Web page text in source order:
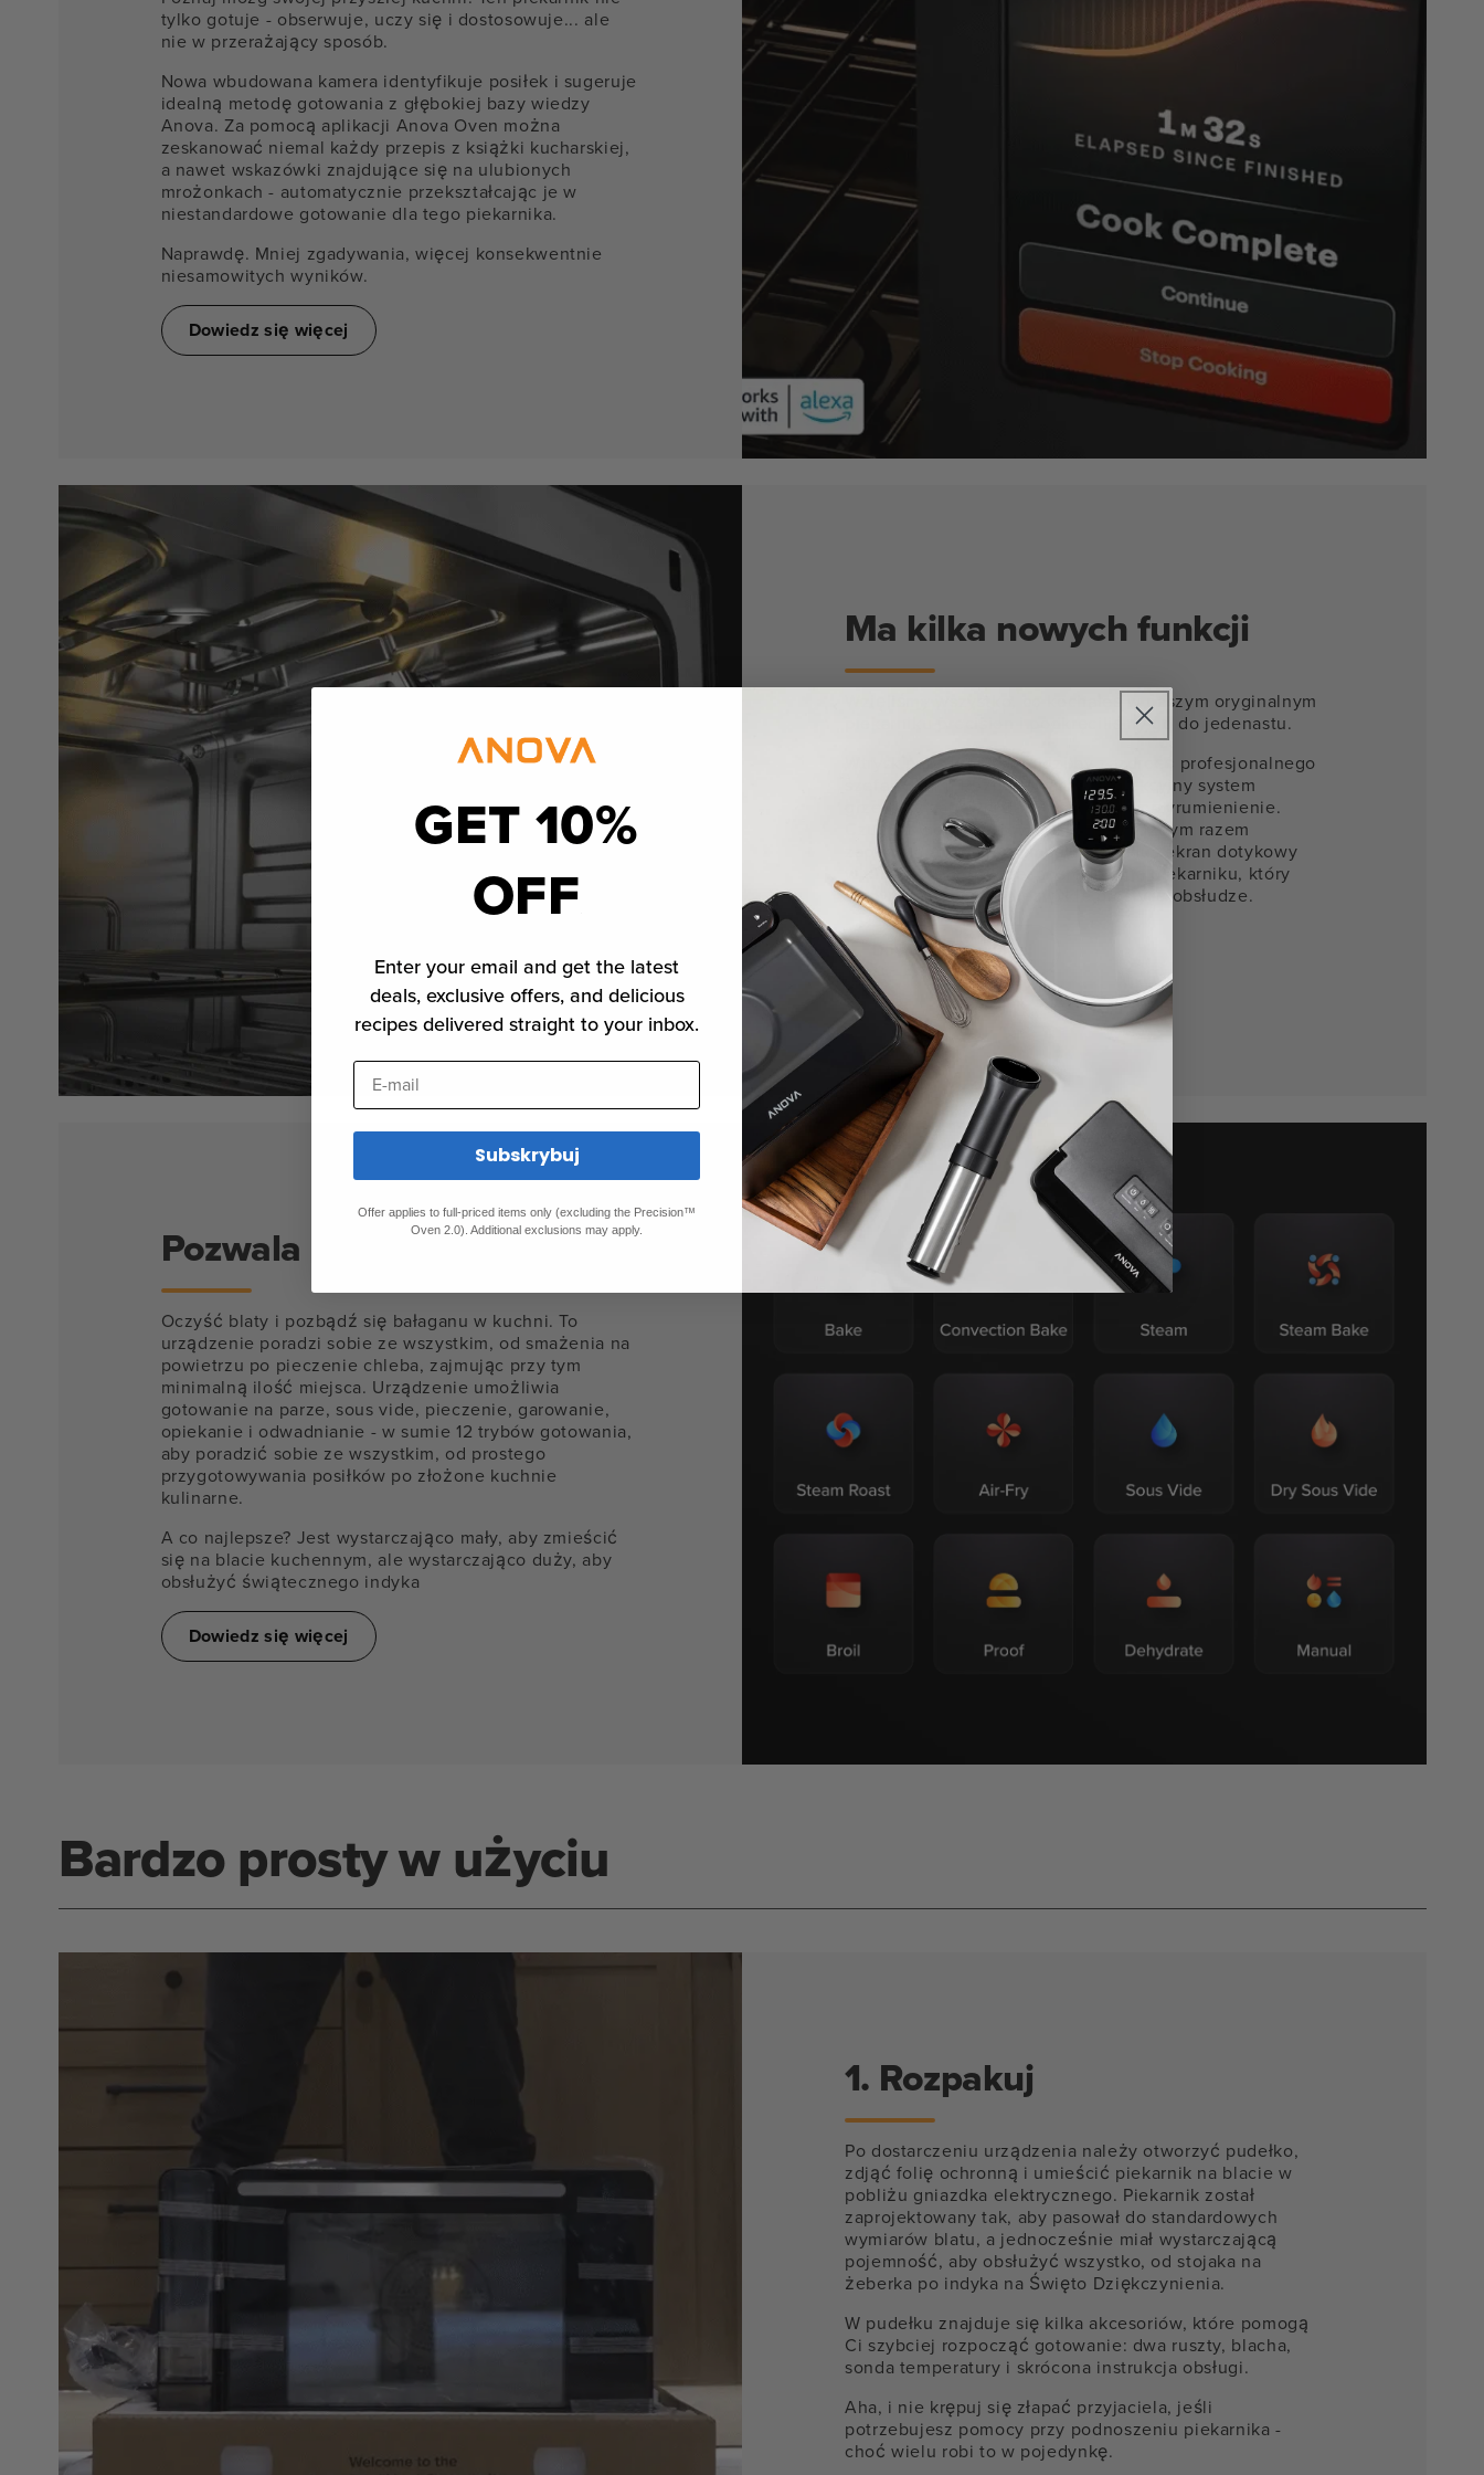
tylko gotuje - obserwuje, uczy się i dostosowuje... ale
nie w przerażający sposób.
Nowa wbudowana kamera identyfikuje posiłek i sugeruje
idealną metodę gotowania z głębokiej bazy wiedzy
Anova. Za pomocą aplikacji Anova Oven można
zeskanować niemal każdy przepis z książki kucharskiej,
a nawet wskazówki znajdujące się na ulubionych
mrożonkach - automatycznie przekształcając je w
niestandardowe gotowanie dla tego piekarnika.
Naprawdę. Mniej zgadywania, więcej konsekwentnie
niesamowitych wyników.
Dowiedz się więcej
Ma kilka nowych funkcji
Wzięliśmy wszystko, co kochałeś w naszym oryginalnym
piekarniku precision i podkręciliśmy go do jedenastu.
Wtrysk pary, który wzbudziłby zazdrość profesjonalnego
szefa kuchni. Rozbudowany konwekcyjny system
grzewczy zapewniający doskonałe przyrumienienie.
Czujniki mokrej żarówki, które za każdym razem
zapewniają idealną temperaturę. Plus ekran dotykowy
wielkości telefonu bezpośrednio na piekarniku, który
sprawia, że jest on niezwykle prosty w obsłudze.
Dowiedz się więcej
Pozwala robić wiele rzeczy
Oczyść blaty i pozbądź się bałaganu w kuchni. To
urządzenie poradzi sobie ze wszystkim, od smażenia na
powietrzu po pieczenie chleba, zajmując przy tym
minimalną ilość miejsca. Urządzenie umożliwia
gotowanie na parze, sous vide, pieczenie, garowanie,
opiekanie i odwadnianie - w sumie 12 trybów gotowania,
aby poradzić sobie ze wszystkim, od prostego
przygotowywania posiłków po złożone kuchnie
kulinarne.
A co najlepsze? Jest wystarczająco mały, aby zmieścić
się na blacie kuchennym, ale wystarczająco duży, aby
obsłużyć świątecznego indyka
Dowiedz się więcej
Bardzo prosty w użyciu
1. Rozpakuj
Po dostarczeniu urządzenia należy otworzyć pudełko,
zdjąć folię ochronną i umieścić piekarnik na blacie w
pobliżu gniazdka elektrycznego. Piekarnik został
zaprojektowany tak, aby pasował do standardowych
wymiarów blatu, a jednocześnie miał wystarczającą
pojemność, aby obsłużyć wszystko, od stojaka na
żeberka po indyka na Święto Dziękczynienia.
W pudełku znajduje się kilka akcesoriów, które pomogą
Ci szybciej rozpocząć gotowanie: dwa ruszty, blacha,
sonda temperatury i skrócona instrukcja obsługi.
Aha, i nie krępuj się złapać przyjaciela, jeśli
potrzebujesz pomocy przy podnoszeniu piekarnika -
choć wielu robi to w pojedynkę.
GET 10%
OFF
Enter your email and get the latest
deals, exclusive offers, and delicious
recipes delivered straight to your inbox.
E-mail
Subskrybuj
Offer applies to full-priced items only (excluding the Precision™
Oven 2.0). Additional exclusions may apply.